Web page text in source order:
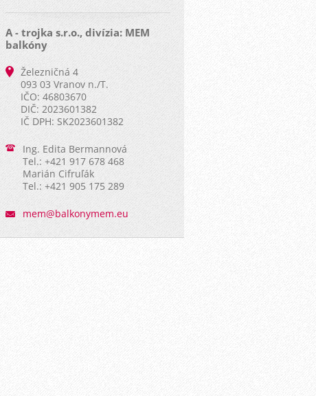
A - trojka s.r.o., divízia: MEM
balkóny
Železničná 4
093 03 Vranov n./T.
IČO: 46803670
DIČ: 2023601382
IČ DPH: SK2023601382
Ing. Edita Bermannová
Tel.: +421 917 678 468
Marián Cifruľák
Tel.: +421 905 175 289
mem@balkonymem.eu